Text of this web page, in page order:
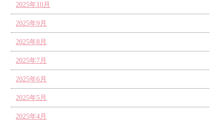
2025年10月
2025年9月
2025年8月
2025年7月
2025年6月
2025年5月
2025年4月